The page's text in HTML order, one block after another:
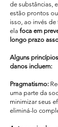
de substâncias,
estão prontos
isso, ao invés
ela foca em
longo prazo
Alguns
danos incluem:
Pragmatismo:
uma parte da
minimizar seus
eliminá-lo